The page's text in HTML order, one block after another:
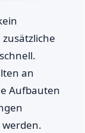
an
Aufbauten